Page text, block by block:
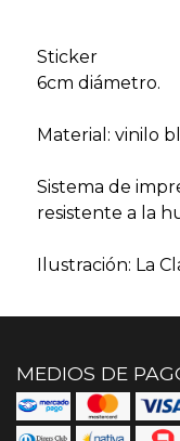
Sticker
6cm diámetro.
Material: vinilo
Sistema de
resistente a la
Ilustración: La
MEDIOS DE